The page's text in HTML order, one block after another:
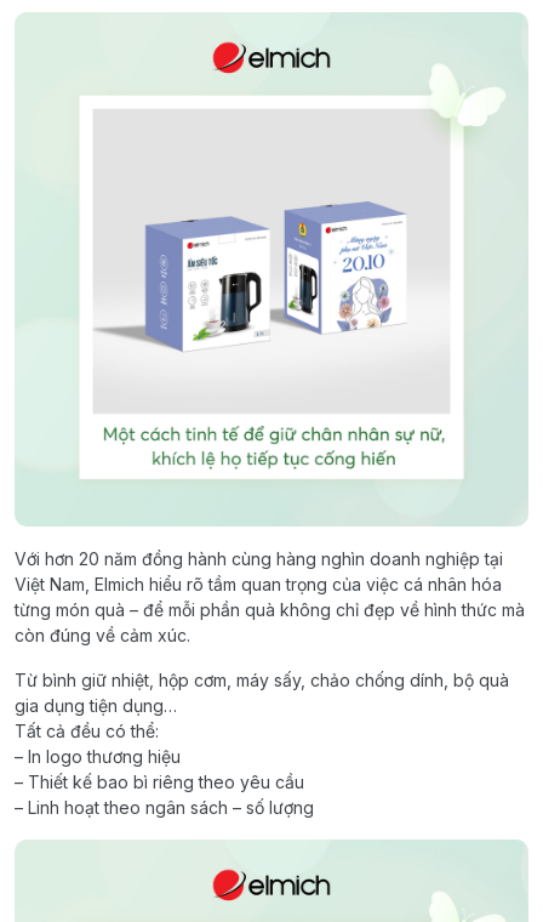
Với hơn 20 năm đồng hành cùng hàng nghìn doanh nghiệp tại
Việt Nam, Elmich hiểu rõ tầm quan trọng của việc cá nhân hóa
từng món quà – để mỗi phần quà không chỉ đẹp về hình thức mà
còn đúng về cảm xúc.
Từ bình giữ nhiệt, hộp cơm, máy sấy, chảo chống dính, bộ quà
gia dụng tiện dụng…
Tất cả đều có thể:
– In logo thương hiệu
– Thiết kế bao bì riêng theo yêu cầu
– Linh hoạt theo ngân sách – số lượng